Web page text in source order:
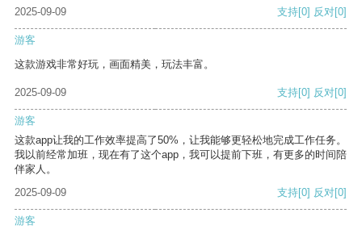
2025-09-09 支持[0] 反对[0]
游客
这款游戏非常好玩，画面精美，玩法丰富。
2025-09-09 支持[0] 反对[0]
游客
这款app让我的工作效率提高了50%，让我能够更轻松地完成工作任务。
我以前经常加班，现在有了这个app，我可以提前下班，有更多的时间陪
伴家人。
2025-09-09
支持[0] 反对[0]
游客